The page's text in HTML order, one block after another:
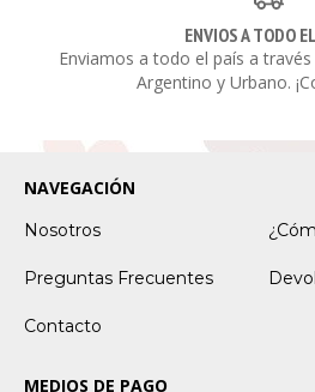
ENVIOS A TODO
Enviamos a todo el país a
Argentino y Urbano.
NAVEGACIÓN
Nosotros
Preguntas Frecuentes
Contacto
MEDIOS DE PAGO